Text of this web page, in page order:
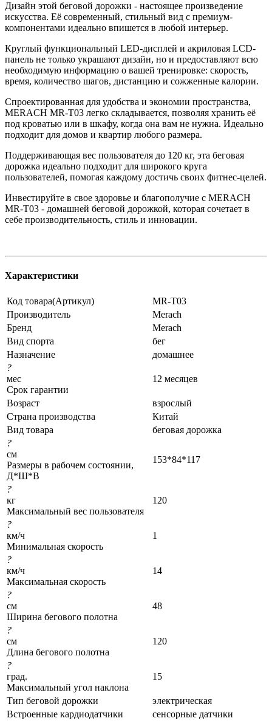
Дизайн этой беговой дорожки - настоящее произведение
искусства. Её современный, стильный вид с премиум-
компонентами идеально впишется в любой интерьер.
Круглый функциональный LED-дисплей и акриловая LCD-
панель не только украшают дизайн, но и предоставляют всю
необходимую информацию о вашей тренировке: скорость,
время, количество шагов, дистанцию и сожженные калории.
Спроектированная для удобства и экономии пространства,
MERACH MR-T03 легко складывается, позволяя хранить её
под кроватью или в шкафу, когда она вам не нужна. Идеально
подходит для домов и квартир любого размера.
Поддерживающая вес пользователя до 120 кг, эта беговая
дорожка идеально подходит для широкого круга
пользователей, помогая каждому достичь своих фитнес-целей.
Инвестируйте в свое здоровье и благополучие с MERACH
MR-T03 - домашней беговой дорожкой, которая сочетает в
себе производительность, стиль и инновации.
Характеристики
Код товара(Артикул)
MR-T03
Производитель
Merach
Бренд
Merach
Вид спорта
бег
Назначение
домашнее
?
мес
Срок гарантии
12 месяцев
Возраст
взрослый
Страна производства
Китай
Вид товара
беговая дорожка
?
см
Размеры в рабочем состоянии,
Д*Ш*В
153*84*117
?
кг
Максимальный вес пользователя
120
?
км/ч
Минимальная скорость
1
?
км/ч
Максимальная скорость
14
?
см
Ширина бегового полотна
48
?
см
Длина бегового полотна
120
?
град.
Максимальный угол наклона
15
Тип беговой дорожки
электрическая
Встроенные кардиодатчики
сенсорные датчики